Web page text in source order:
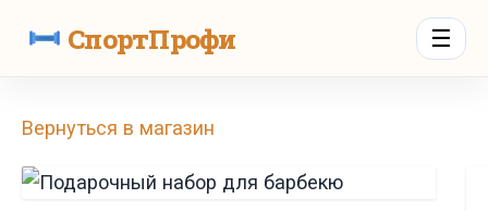
СпортПрофи ☰
Вернуться в магазин